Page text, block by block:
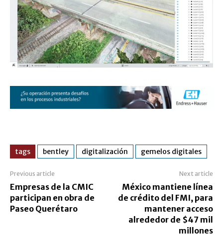
tags bentley digitalización gemelos digitales
Previous article
Empresas de la CMIC
participan en obra de
Paseo Querétaro
Next article
México mantiene línea
de crédito del FMI, para
mantener acceso
alrededor de $47 mil
millones